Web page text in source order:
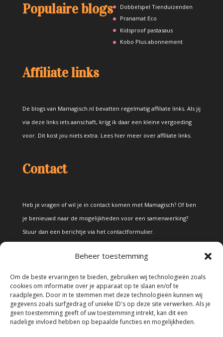
Beheer toestemming
Om de beste ervaringen te bieden, gebruiken wij technologieën zoals
cookies om informatie over je apparaat op te slaan en/of te
raadplegen. Door in te stemmen met deze technologieën kunnen wij
gegevens zoals surfgedrag of unieke ID's op deze site verwerken. Als je
geen toestemming geeft of uw toestemming intrekt, kan dit een
nadelige invloed hebben op bepaalde functies en mogelijkheden.
Populaire blogs
Dobbelspel Tienduizenden
Pranamat Eco
Kidsproof pastasaus
Kobo Plus abonnement
Affiliate links
De blogs van Mamagisch.nl bevatten regelmatig affiliate links. Als jij
via deze links iets aanschaft, krijg ik daar een kleine vergoeding
voor. Dit kost jou niets extra. Lees hier meer over affiliate links.
Contact
Heb je vragen of wil je in contact komen met Mamagisch? Of ben
je benieuwd naar de mogelijkheden voor een samenwerking?
Stuur dan een berichtje via het contactformulier.
Alle teksten en foto's op deze site zijn eigendom van Mamagisch.
Teksten en foto's van Mamagisch mogen onder geen beding
zonder toestemming worden overgenomen. Wanneer er gebruik